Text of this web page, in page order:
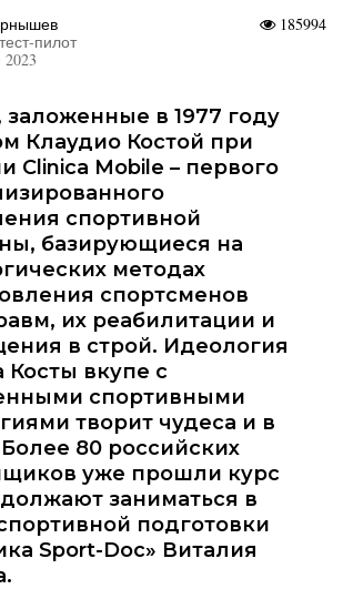
185994
пилот
2023
в 1977 году
Клаудио Костой при
Clinica Mobile – первого
спортивной
базирующиеся на
методах
спортсменов
их реабилитации и
в строй. Идеология
Косты вкупе с
спортивными
творит чудеса и в
80 российских
уже прошли курс
заниматься в
подготовки
Sport-Doc» Виталия